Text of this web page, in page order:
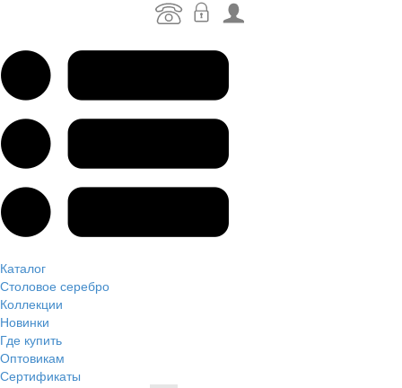
Каталог
Столовое серебро
Коллекции
Новинки
Где купить
Оптовикам
Сертификаты